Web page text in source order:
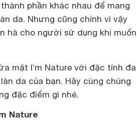
phần khác nhau để mang
da. Nhưng cũng chính vì vậy
hà cho người sử dụng khi muốn
mặt I’m Nature với đặc tính đa
da của bạn. Hãy cùng chúng
đặc điểm gì nhé.
Nature